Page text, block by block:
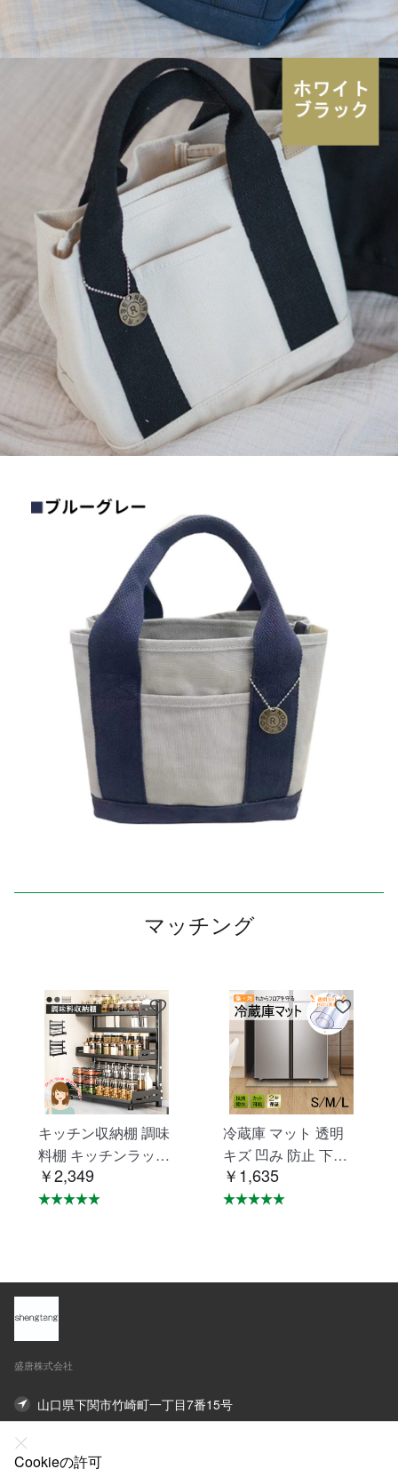
マッチング
キッチン収納棚 調味
料棚 キッチンラック
調味料ラック 三層 台
所収納 キッチン収納
￥2,349
冷蔵庫 マット 透明
キズ 凹み 防止 下敷
き Lサイズ ポリカー
ボネート 洗濯機 冷蔵
￥1,635
盛唐株式会社
山口県下関市竹崎町一丁目7番15号
Cookieの許可